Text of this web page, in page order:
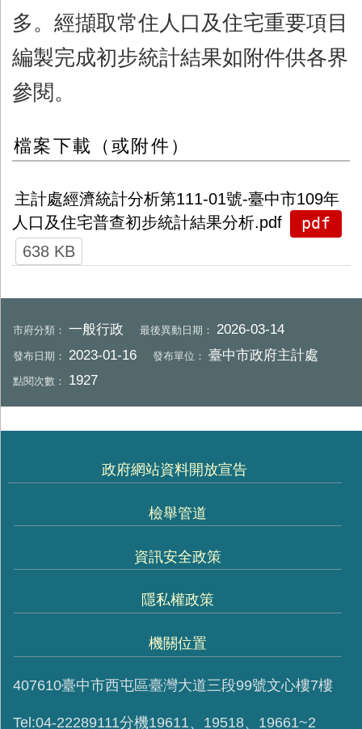
多。經擷取常住人口及住宅重要項目
編製完成初步統計結果如附件供各界
參閱。
檔案下載（或附件）
主計處經濟統計分析第111-01號-臺中市109年
人口及住宅普查初步統計結果分析.pdf
pdf
638 KB
市府分類：一般行政 最後異動日期：2026-03-14
發布日期： 2023-01-16 發布單位：臺中市政府主計處
點閱次數： 1927
政府網站資料開放宣告
檢舉管道
資訊安全政策
隱私權政策
機關位置
407610臺中市西屯區臺灣大道三段99號文心樓7樓
Tel:04-22289111分機19611、19518、19661~2